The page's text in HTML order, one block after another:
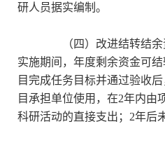
研人员据实编制。
（四）改进结转结余
实施期间，年度剩余资金可
目完成任务目标并通过验收
目承担单位使用，在2年内由
科研活动的直接支出；2年后